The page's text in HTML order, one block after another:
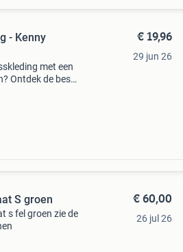
- Kenny
met een
Ontdek de beste
€ 19,96
29 jun 26
S groen
s fel groen zie de
€ 60,00
26 jul 26